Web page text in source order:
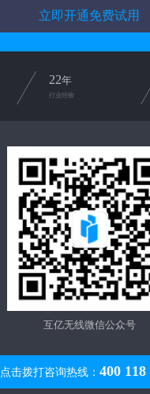
立即开通免费试用
22年
行业经验
互亿无线微信公众号
点击拨打咨询热线： 400 118